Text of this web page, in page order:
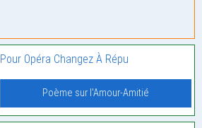
Pour Opéra Changez À Répu
Poème sur l'Amour-Amitié